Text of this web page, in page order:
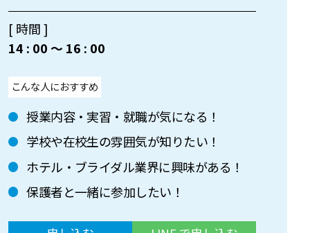
[ 時間 ]
14 : 00 〜 16 : 00
こんな人におすすめ
授業内容・実習・就職が気になる！
学校や在校生の雰囲気が知りたい！
ホテル・ブライダル業界に興味がある！
保護者と一緒に参加したい！